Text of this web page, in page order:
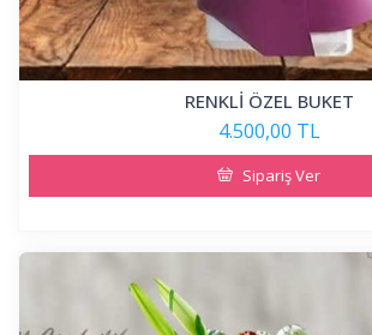
RENKLİ ÖZEL BUKET
4.500,00 TL
Sipariş Ver